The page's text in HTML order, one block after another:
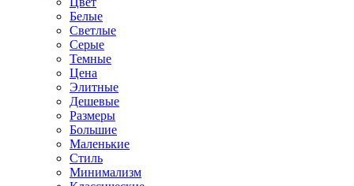
Белые
Светлые
Серые
Темные
Цена
Элитные
Дешевые
Размеры
Большие
Маленькие
Стиль
Минимализм